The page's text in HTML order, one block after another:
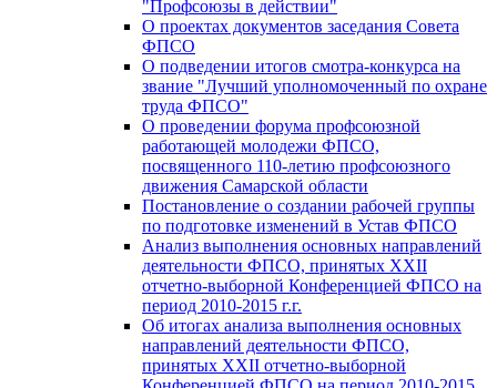
"Профсоюзы в действии"
О проектах документов заседания Совета
ФПСО
О подведении итогов смотра-конкурса на
звание "Лучший уполномоченный по охране
труда ФПСО"
О проведении форума профсоюзной
работающей молодежи ФПСО,
посвященного 110-летию профсоюзного
движения Самарской области
Постановление о создании рабочей группы
по подготовке изменений в Устав ФПСО
Анализ выполнения основных направлений
деятельности ФПСО, принятых XXII
отчетно-выборной Конференцией ФПСО на
период 2010-2015 г.г.
Об итогах анализа выполнения основных
направлений деятельности ФПСО,
принятых XXII отчетно-выборной